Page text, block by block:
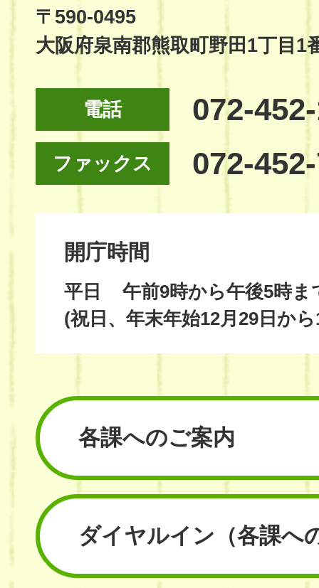
Site
〒590-0495
大阪府泉南郡熊取町野田1丁目1
電話 072-
ファックス 072-
開庁時間
平日
午前9時から午後5時ま
(祝日、年末年始12月29日か
各課へのご案内
ダイヤルイン （各課へ